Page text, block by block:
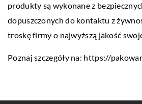
produkty są wykonane z
dopuszczonych do kontaktu z
troskę firmy o najwyższą jakość
Poznaj szczegóły na: https://